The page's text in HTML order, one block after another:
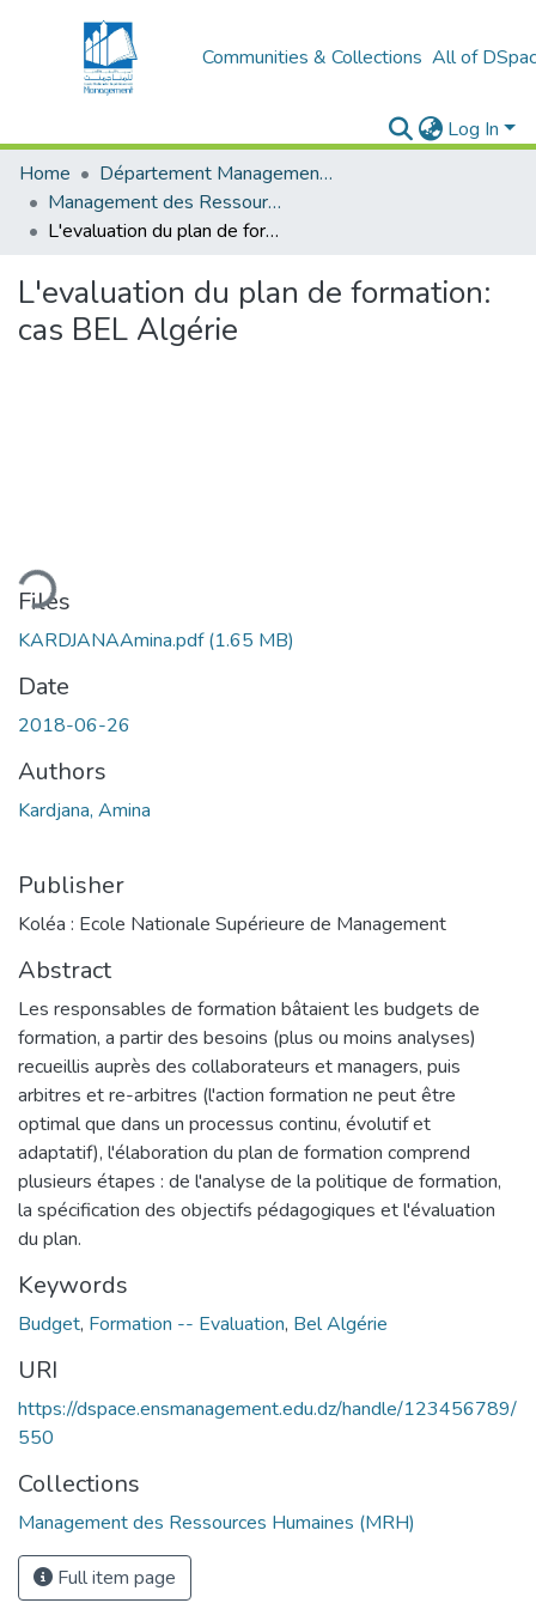
Communities & Collections All of
Log In
Home
Département Management et Entrepreneuriat
Management des Ressources Humaines (MRH)
L'evaluation du plan de formation: cas BEL Algérie
L'evaluation du plan de formation:
cas BEL Algérie
Files
KARDJANAAmina.pdf(1.65 MB)
Date
2018-06-26
Authors
Kardjana, Amina
Publisher
Koléa : Ecole Nationale Supérieure de Management
Abstract
Les responsables de formation bâtaient les budgets de
formation, a partir des besoins (plus ou moins analyses)
recueillis auprès des collaborateurs et managers, puis
arbitres et re-arbitres (l'action formation ne peut être
optimal que dans un processus continu, évolutif et
adaptatif), l'élaboration du plan de formation comprend
plusieurs étapes : de l'analyse de la politique de formation,
la spécification des objectifs pédagogiques et l'évaluation
du plan.
Keywords
Budget, Formation -- Evaluation, Bel Algérie
URI
https://dspace.ensmanagement.edu.dz/handle/123456789/
550
Collections
Management des Ressources Humaines (MRH)
Full item page